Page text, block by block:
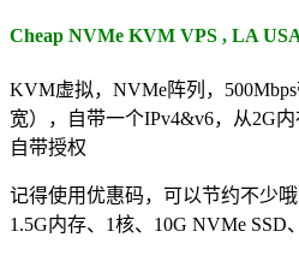
Cheap NVMe KVM VPS , LA
KVM虚拟，NVMe阵列，
宽），自带一个IPv4&v6，从2G
自带授权
记得使用优惠码，可以节约不少
1.5G内存、1核、10G NVMe SSD